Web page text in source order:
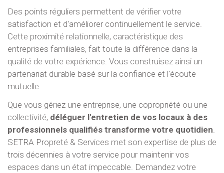
Des points réguliers permettent de vérifier votre
satisfaction et d'améliorer continuellement le service.
Cette proximité relationnelle, caractéristique des
entreprises familiales, fait toute la différence dans la
qualité de votre expérience. Vous construisez ainsi un
partenariat durable basé sur la confiance et l'écoute
mutuelle.
Que vous gériez une entreprise, une copropriété ou une
collectivité, déléguer l'entretien de vos locaux à des
professionnels qualifiés transforme votre quotidien.
SETRA Propreté & Services met son expertise de plus de
trois décennies à votre service pour maintenir vos
espaces dans un état impeccable. Demandez votre